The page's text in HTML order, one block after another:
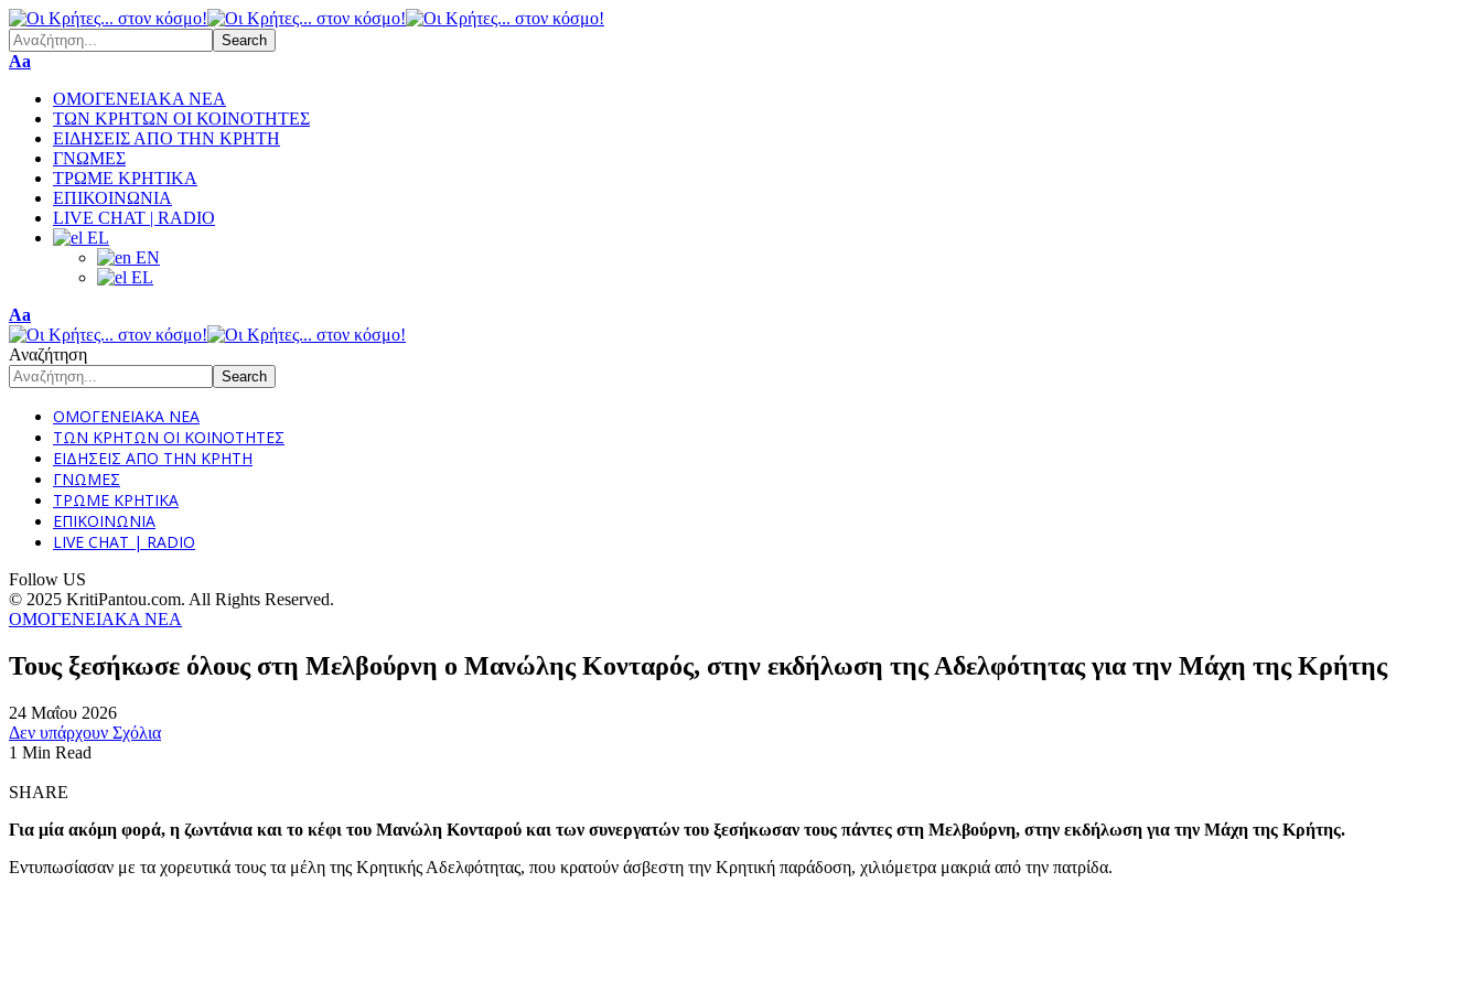
Font
Aa
ΟΜΟΓΕΝΕΙΑΚΑ ΝΕΑ
ΤΩΝ ΚΡΗΤΩΝ ΟΙ ΚΟΙΝΟΤΗΤΕΣ
ΕΙΔΗΣΕΙΣ ΑΠΟ ΤΗΝ ΚΡΗΤΗ
ΓΝΩΜΕΣ
ΤΡΩΜΕ ΚΡΗΤΙΚΑ
ΕΠΙΚΟΙΝΩΝΙΑ
LIVE CHAT | RADIO
EL
EN
EL
Font
Resizer
Aa
Αναζήτηση
ΟΜΟΓΕΝΕΙΑΚΑ ΝΕΑ
ΤΩΝ ΚΡΗΤΩΝ ΟΙ ΚΟΙΝΟΤΗΤΕΣ
ΕΙΔΗΣΕΙΣ ΑΠΟ ΤΗΝ ΚΡΗΤΗ
ΓΝΩΜΕΣ
ΤΡΩΜΕ ΚΡΗΤΙΚΑ
ΕΠΙΚΟΙΝΩΝΙΑ
LIVE CHAT | RADIO
Follow US
© 2025 KritiPantou.com. All Rights Reserved.
ΟΜΟΓΕΝΕΙΑΚΑ ΝΕΑ
Τους ξεσήκωσε όλους στη Μελβούρνη ο Μανώλης Κονταρός, στην εκδήλωση της Αδελφότητας για την Μάχη της Κρήτης
24 Μαΐου 2026
Δεν υπάρχουν Σχόλια
1 Min Read
SHARE
Για μία ακόμη φορά, η ζωντάνια και το κέφι του Μανώλη Κονταρού και των συνεργατών του ξεσήκωσαν τους πάντες στη Μελβούρνη, στην εκδήλωση για την Μάχη της Κρήτης.
Εντυπωσίασαν με τα χορευτικά τους τα μέλη της Κρητικής Αδελφότητας, που κρατούν άσβεστη την Κρητική παράδοση, χιλιόμετρα μακριά από την πατρίδα.